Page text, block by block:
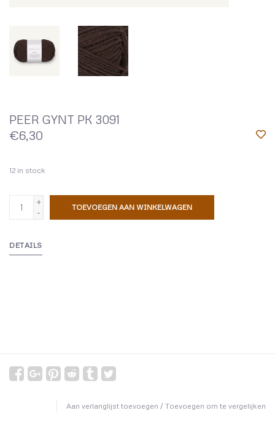
PEER GYNT PK 3091
€6,30
12 in stock
+
-
TOEVOEGEN AAN WINKELWAGEN
DETAILS
Aan verlanglijst toevoegen / Toevoegen om te vergelijken